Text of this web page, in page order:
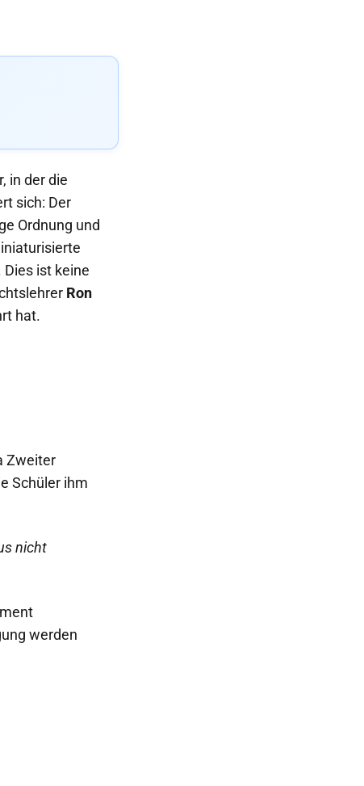
in der die
sich: Der
Ordnung und
ist keine
Ron
hat.
Zweiter
Schüler ihm
nicht
werden